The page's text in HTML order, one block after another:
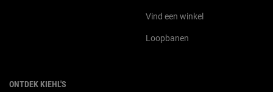
Vind een winkel
Loopbanen
ONTDEK KIEHL'S